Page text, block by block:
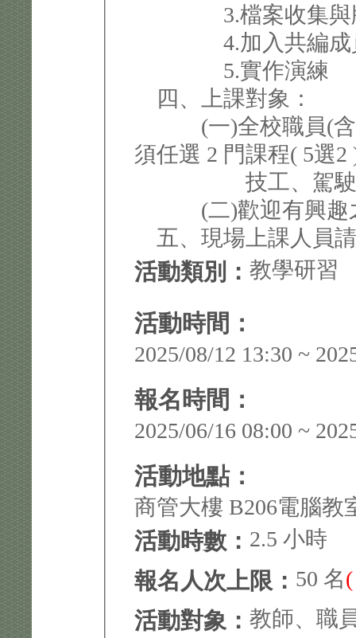
3.檔案收集與
4.加入共編成員
5.實作
四、上課對象：
(一)全校職員(含自
須任選 2 門課程( 5選
技工、駕駛員
(二)歡迎有興趣
五、現場上課人員
活動類別： 教學研習
活動時間：
2025/08/12 13:30 ~
報名時間：
2025/06/16 08:00 ~
活動地點：
商管大樓 B206電腦教
活動時數： 2.5 小時
報名人次上限： 50 名
活動對象： 教師、職